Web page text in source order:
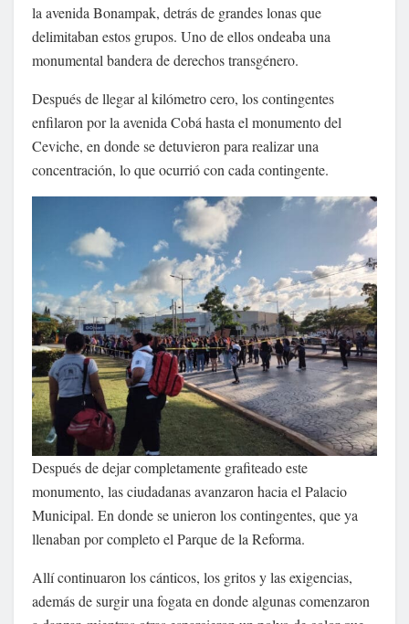
la avenida Bonampak, detrás de grandes lonas que
delimitaban estos grupos. Uno de ellos ondeaba una
monumental bandera de derechos transgénero.
Después de llegar al kilómetro cero, los contingentes
enfilaron por la avenida Cobá hasta el monumento del
Ceviche, en donde se detuvieron para realizar una
concentración, lo que ocurrió con cada contingente.
Después de dejar completamente grafiteado este
monumento, las ciudadanas avanzaron hacia el Palacio
Municipal. En donde se unieron los contingentes, que ya
llenaban por completo el Parque de la Reforma.
Allí continuaron los cánticos, los gritos y las exigencias,
además de surgir una fogata en donde algunas comenzaron